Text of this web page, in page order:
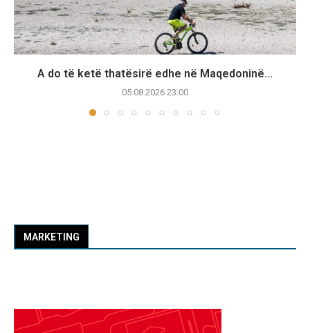
A do të ketë thatësirë edhe në Maqedoninë...
05.08.2026 23:00
MARKETING